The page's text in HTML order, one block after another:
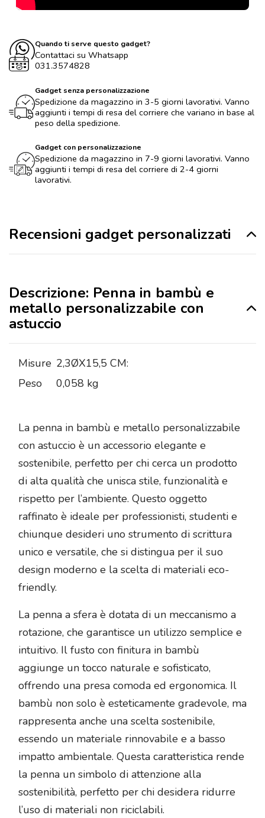
Quando ti serve questo gadget?
Contattaci su Whatsapp
031.3574828
Gadget senza personalizzazione
Spedizione da magazzino in 3-5 giorni lavorativi. Vanno
aggiunti i tempi di resa del corriere che variano in base al
peso della spedizione.
Gadget con personalizzazione
Spedizione da magazzino in 7-9 giorni lavorativi. Vanno
aggiunti i tempi di resa del corriere di 2-4 giorni
lavorativi.
Recensioni gadget personalizzati
Descrizione: Penna in bambù e
metallo personalizzabile con
astuccio
Misure 2,3ØX15,5 CM:
Peso
0,058 kg
La penna in bambù e metallo personalizzabile
con astuccio è un accessorio elegante e
sostenibile, perfetto per chi cerca un prodotto
di alta qualità che unisca stile, funzionalità e
rispetto per l’ambiente. Questo oggetto
raffinato è ideale per professionisti, studenti e
chiunque desideri uno strumento di scrittura
unico e versatile, che si distingua per il suo
design moderno e la scelta di materiali eco-
friendly.
La penna a sfera è dotata di un meccanismo a
rotazione, che garantisce un utilizzo semplice e
intuitivo. Il fusto con finitura in bambù
aggiunge un tocco naturale e sofisticato,
offrendo una presa comoda ed ergonomica. Il
bambù non solo è esteticamente gradevole, ma
rappresenta anche una scelta sostenibile,
essendo un materiale rinnovabile e a basso
impatto ambientale. Questa caratteristica rende
la penna un simbolo di attenzione alla
sostenibilità, perfetto per chi desidera ridurre
l’uso di materiali non riciclabili.